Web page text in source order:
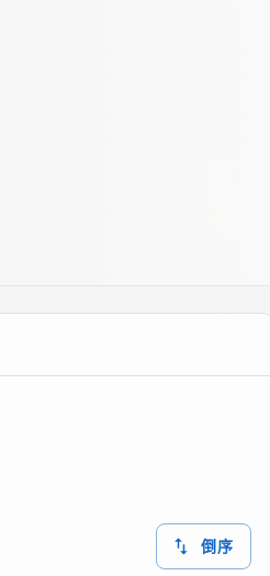
希
劝
备
这
在
型
倒序